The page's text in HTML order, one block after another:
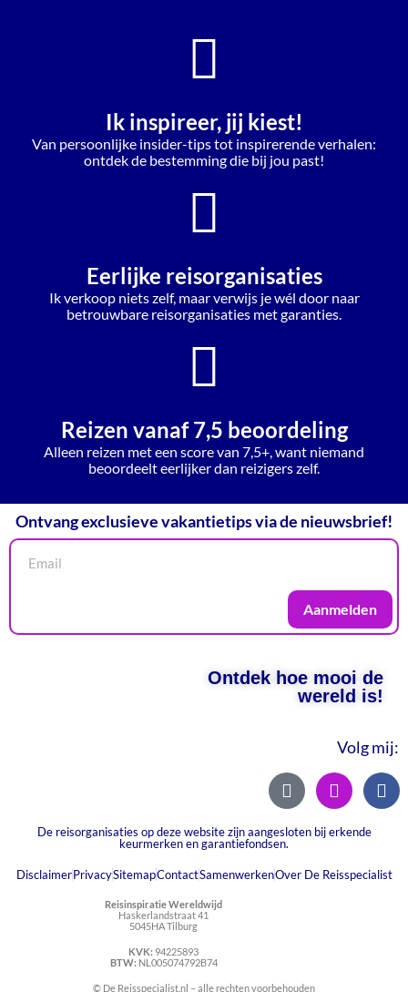
Ik inspireer, jij kiest!
Van persoonlijke insider-tips tot inspirerende verhalen:
ontdek de bestemming die bij jou past!
Eerlijke reisorganisaties
Ik verkoop niets zelf, maar verwijs je wél door naar
betrouwbare reisorganisaties met garanties.
Reizen vanaf 7,5 beoordeling
Alleen reizen met een score van 7,5+, want niemand
beoordeelt eerlijker dan reizigers zelf.
Ontvang exclusieve vakantietips via de nieuwsbrief!
Aanmelden
Ontdek hoe mooi de
wereld is!
Volg mij:
De reisorganisaties op deze website zijn aangesloten bij erkende
keurmerken en garantiefondsen.
DisclaimerPrivacySitemapContactSamenwerkenOver De Reisspecialist
Reisinspiratie Wereldwijd
Haskerlandstraat 41
5045HA Tilburg
KVK: 94225893
BTW: NL005074792B74
© De Reisspecialist.nl – alle rechten voorbehouden